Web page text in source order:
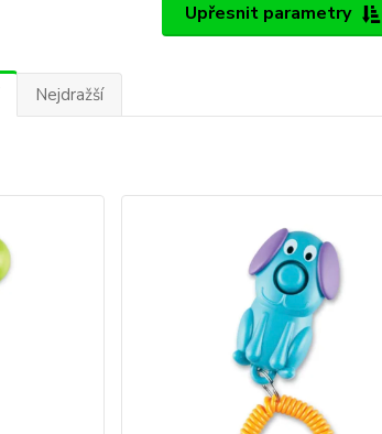
Upřesnit parametry
Nejdražší